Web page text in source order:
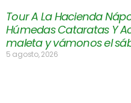
Tour A La Hacienda
Húmedas Cataratas Y
maleta y vámonos el
5 agosto, 2026